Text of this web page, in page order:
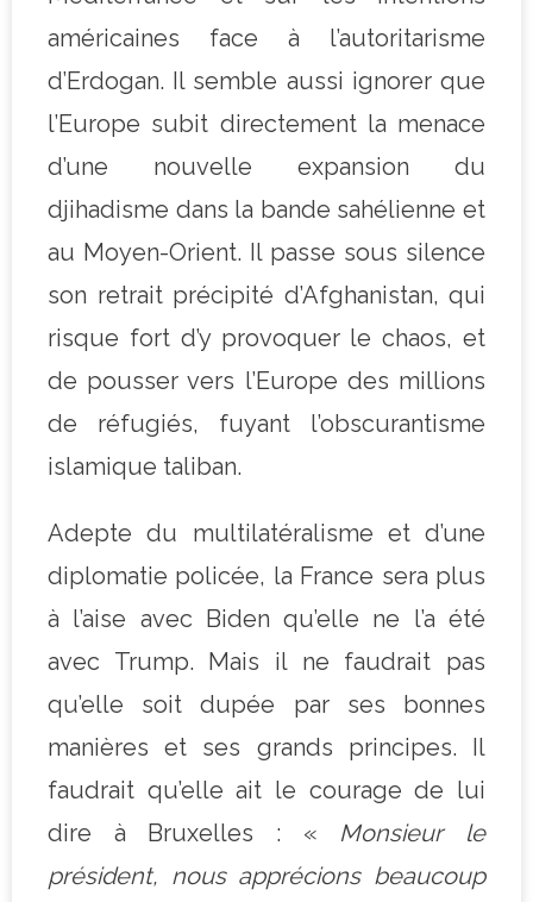
américaines face à l’autoritarisme
d’Erdogan. Il semble aussi ignorer que
l’Europe subit directement la menace
d’une nouvelle expansion du
djihadisme dans la bande sahélienne et
au Moyen-Orient. Il passe sous silence
son retrait précipité d’Afghanistan, qui
risque fort d’y provoquer le chaos, et
de pousser vers l’Europe des millions
de réfugiés, fuyant l’obscurantisme
islamique taliban.
Adepte du multilatéralisme et d’une
diplomatie policée, la France sera plus
à l’aise avec Biden qu’elle ne l’a été
avec Trump. Mais il ne faudrait pas
qu’elle soit dupée par ses bonnes
manières et ses grands principes. Il
faudrait qu’elle ait le courage de lui
dire à Bruxelles : « Monsieur le
président, nous apprécions beaucoup